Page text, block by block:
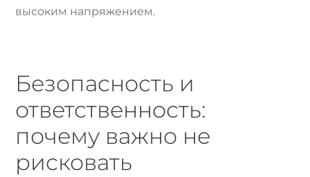
высоким напряжением.
Безопасность и
ответственность:
почему важно не
рисковать